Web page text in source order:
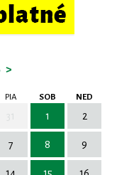
>
PIA SOB NED
1 2
7 8 9
14 15 16